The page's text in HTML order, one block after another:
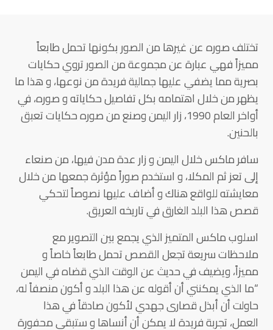
تختلف صوره عن غيرها من الصور بكونها تحمل طابعاً
مميزاً فهي عبارة عن مجموعة من الصور تروي حكايات
بصرية مما يضفي عليها جمالية فريدة من نوعها، و هذا ما
يظهر من خلال اهتمامه بكل تفاصيل حكاياته و صوره، في
أواخر العام 1990، زار اليمن وصنع من صوره حكايات تعبق
بالحنين.
سافر ماكس خلال اليمن و زار عدة مدن فيها، من صنعاء
إلى تعز ثم المكلا، و استخدم صوراً مؤثرة جمعها من خلال
معايشته للواقع هناك و أضاف عليها نصوصاً لتحكي
قصص هذا البلد الغارق في تاريخه العريق.
اسلوب ماكس المتميز الذي يجمع بين التصوير مع
ملاحظات سريعة تجعل القصص تحمل طابعاً خاصاً و
مميزاً، ويضيف في حديث عن الوقت الذي قضاه في اليمن
“ما الذي يمكنني أن أقوله عن هذا البلد و أكون منصفاً له،
حاولت أن أبذل قصارى جهدي لأكون صادقاً في هذا
العمل، تجربة فريدة لا يمكن أن أنساها و ستبقى محفورة